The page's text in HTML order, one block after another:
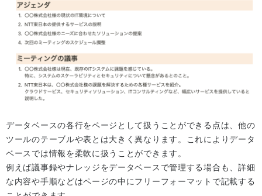
データベースの各行をページとして扱うことができる点は、他の
ツールのテーブルや表とは大きく異なります。これによりデータ
ベースでは情報を柔軟に扱うことができます。
例えば議事録やナレッジをデータベースで管理する場合も、詳細
な内容や手順などはページの中にフリーフォーマットで記載する